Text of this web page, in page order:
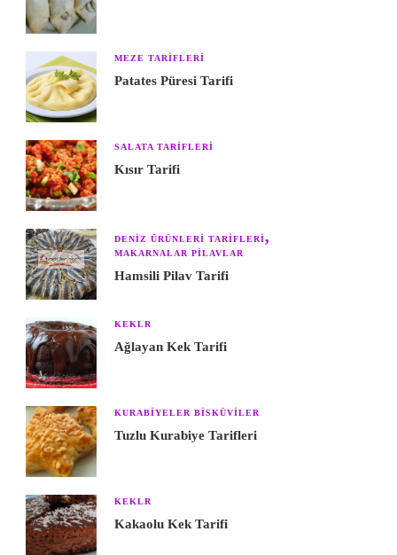
MEZE TARIFLERI
Patates Püresi Tarifi
SALATA TARIFLERI
Kısır Tarifi
DENIZ ÜRÜNLERI TARIFLERI
MAKARNALAR PILAVLAR
Hamsili Pilav Tarifi
KEKLR
Ağlayan Kek Tarifi
KURABIYELER BISKÜVILER
Tuzlu Kurabiye Tarifleri
KEKLR
Kakaolu Kek Tarifi